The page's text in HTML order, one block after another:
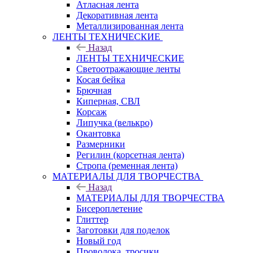
Атласная лента
Декоративная лента
Металлизированная лента
ЛЕНТЫ ТЕХНИЧЕСКИЕ
Назад
ЛЕНТЫ ТЕХНИЧЕСКИЕ
Светоотражающие ленты
Косая бейка
Брючная
Киперная, СВЛ
Корсаж
Липучка (велькро)
Окантовка
Размерники
Регилин (корсетная лента)
Стропа (ременная лента)
МАТЕРИАЛЫ ДЛЯ ТВОРЧЕСТВА
Назад
МАТЕРИАЛЫ ДЛЯ ТВОРЧЕСТВА
Бисероплетение
Глиттер
Заготовки для поделок
Новый год